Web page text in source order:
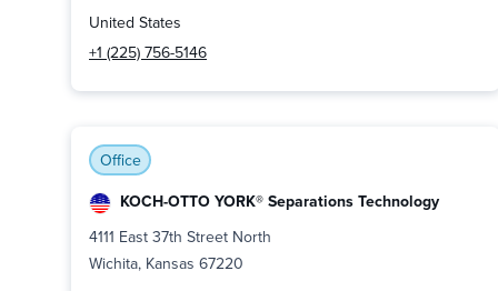
United States
+1 (225) 756-5146
Office
KOCH-OTTO YORK® Separations Technology
4111 East 37th Street North
Wichita, Kansas 67220